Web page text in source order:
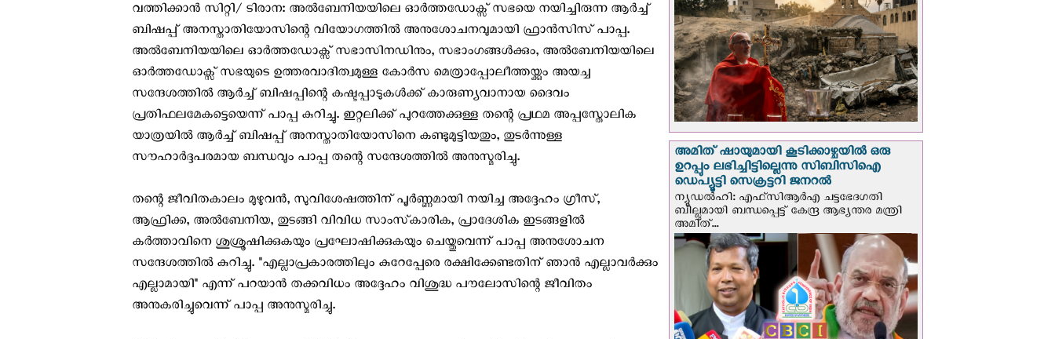
വത്തിക്കാന്‍ സിറ്റി/ ടിരാന: അൽബേനിയയിലെ ഓർത്തഡോക്സ് സഭയെ നയിച്ചിരുന്ന ആർച്ച്
ബിഷപ്പ് അനസ്താതിയോസിന്റെ വിയോഗത്തില്‍ അനുശോചനവുമായി ഫ്രാൻസിസ് പാപ്പ.
അൽബേനിയയിലെ ഓർത്തഡോക്സ് സഭാസിനഡിനും, സഭാംഗങ്ങൾക്കും, അൽബേനിയയിലെ
ഓർത്തഡോക്സ് സഭയുടെ ഉത്തരവാദിത്വമുള്ള കോർസ മെത്രാപ്പോലീത്തയ്ക്കും അയച്ച
സന്ദേശത്തില്‍ ആർച്ച് ബിഷപ്പിന്റെ കഷ്ടപ്പാടുകൾക്ക് കാരുണ്യവാനായ ദൈവം
പ്രതിഫലമേകട്ടെയെന്ന് പാപ്പ കുറിച്ചു. ഇറ്റലിക്ക് പുറത്തേക്കുള്ള തന്റെ പ്രഥമ അപ്പസ്തോലിക
യാത്രയിൽ ആർച്ച് ബിഷപ്പ് അനസ്താതിയോസിനെ കണ്ടുമുട്ടിയതും, തുടർന്നുള്ള
സൗഹാര്‍ദ്ദപരമായ ബന്ധവും പാപ്പ തന്റെ സന്ദേശത്തിൽ അനുസ്മരിച്ചു.
തന്റെ ജീവിതകാലം മുഴുവൻ, സുവിശേഷത്തിന് പൂർണ്ണമായി നയിച്ച അദ്ദേഹം ഗ്രീസ്,
ആഫ്രിക്ക, അൽബേനിയ, തുടങ്ങി വിവിധ സാംസ്‌കാരിക, പ്രാദേശിക ഇടങ്ങളിൽ
കർത്താവിനെ ശുശ്രൂഷിക്കുകയും പ്രഘോഷിക്കുകയും ചെയ്തുവെന്ന് പാപ്പ അനുശോചന
സന്ദേശത്തില്‍ കുറിച്ചു. "എല്ലാപ്രകാരത്തിലും കുറേപ്പേരെ രക്ഷിക്കേണ്ടതിന് ഞാൻ എല്ലാവർക്കും
എല്ലാമായി" എന്ന് പറയാൻ തക്കവിധം അദ്ദേഹം വിശുദ്ധ പൗലോസിന്റെ ജീവിതം
അനുകരിച്ചുവെന്ന് പാപ്പ അനുസ്മരിച്ചു.
അമിത് ഷായുമായി കൂടിക്കാഴ്ചയില്‍ ഒരു
ഉറപ്പും ലഭിച്ചിട്ടില്ലെന്നു സിബിസിഐ
ഡെപ്യൂട്ടി സെക്രട്ടറി ജനറല്‍
ന്യൂഡല്‍ഹി: എഫ്‌സിആര്‍എ ചട്ടഭേദഗതി
ബില്ലുമായി ബന്ധപ്പെട്ട് കേന്ദ്ര ആഭ്യന്തര മന്ത്രി
അമിത്...